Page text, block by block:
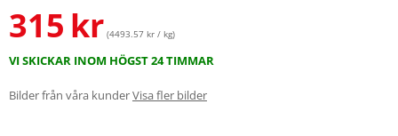
315 kr (4493.57 kr / kg)
VI SKICKAR INOM HÖGST 24 TIMMAR
Bilder från våra kunderVisa fler bilder